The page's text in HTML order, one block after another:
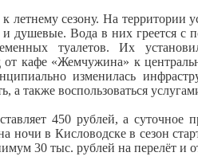
летнему сезону. На
душевые. Вода в них греется с
туалетов. Их
от кафе «Жемчужина» к
изменилась
а также воспользоваться
450 рублей, а суточное
ночи в Кисловодске в сезон
30 тыс. рублей на перелёт и